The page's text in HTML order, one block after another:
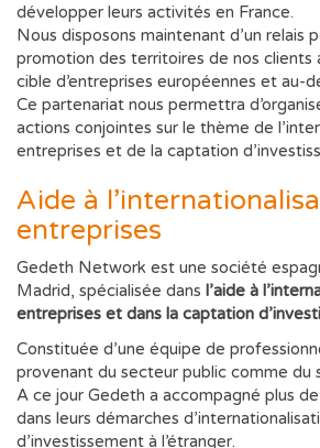
développer leurs activités en France.
Nous disposons maintenant d’un relais
promotion des territoires de nos clients
cible d’entreprises européennes et au-
Ce partenariat nous permettra
actions conjointes sur le thème de
entreprises et de la captation
Aide à
entreprises
Gedeth Network est une société
Madrid, spécialisée dans l’aide à
entreprises et dans la captation
Constituée d’une équipe de
provenant du secteur public comme du
A ce jour Gedeth a accompagné plus
dans leurs démarches
d’investissement à l’étranger.